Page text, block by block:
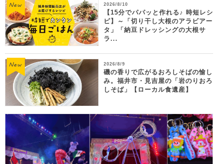
2026/8/10
【15分でパパッと作れる♪ 時短レシ
ピ】～「切り干し大根のアラビアー
タ」「納豆ドレッシングの大根サ
ラ...
2026/8/9
磯の香りで広がるおろしそばの愉し
み。福井市・見吉屋の「岩のりおろ
しそば」【ローカル食遺産】